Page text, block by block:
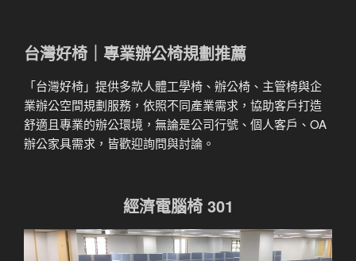
台灣好椅｜專業辦公椅規劃推薦
「台灣好椅」提供多款人體工學椅、辦公椅、主管椅與企
業辦公空間規劃服務，依照不同產業需求，協助客戶打造
舒適且專業的辦公環境，無論是公司行號、個人客戶、OA
辦公家具需求，皆歡迎詢問與討論。
經濟電腦椅 301